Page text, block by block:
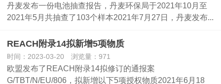
丹麦发布一份电池抽查报告，丹麦环保局于2021年10月至
2021年5月共抽查了103个样本2021年7月27日，丹麦发布...
REACH附录14拟新增5项物质
时间：2023-03-20 浏览量：971
欧盟发布了REACH附录14拟修订的通报案
G/TBT/N/EU/806，拟新增以下5项授权物质2021年6月18